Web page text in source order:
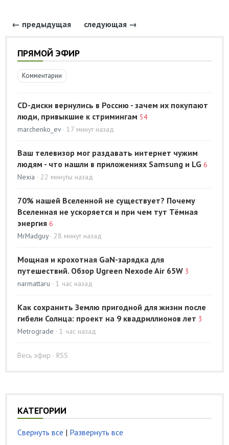
← предыдущая следующая →
ПРЯМОЙ ЭФИР
Комментарии
CD-диски вернулись в Россию - зачем их покупают
люди, привыкшие к стримингам 54
marchenko_ev · 17 минут назад
Ваш телевизор мог раздавать интернет чужим
людям - что нашли в приложениях Samsung и LG 6
Nexia · 22 минуты назад
70% нашей Вселенной не существует? Почему
Вселенная не ускоряется и при чем тут Тёмная
энергия 6
MrMadguy · 28 минут назад
Мощная и крохотная GaN-зарядка для
путешествий. Обзор Ugreen Nexode Air 65W 3
narmattaru · 1 час назад
Как сохранить Землю пригодной для жизни после
гибели Солнца: проект на 9 квадриллионов лет 3
Metrograde · 1 час назад
Весь эфир · RSS
КАТЕГОРИИ
Свернуть все | Развернуть все